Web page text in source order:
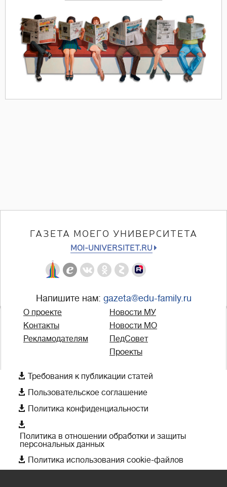
ГАЗЕТА МОЕГО УНИВЕРСИТЕТА
MOI-UNIVERSITET.RU
Напишите нам: gazeta@edu-family.ru
О проекте
Контакты
Рекламодателям
Новости МУ
Новости МО
ПедСовет
Проекты
 Требования к публикации статей
 Пользовательское соглашение
 Политика конфиденциальности

Политика в отношении обработки и защиты
персональных данных
 Политика использования cookie-файлов